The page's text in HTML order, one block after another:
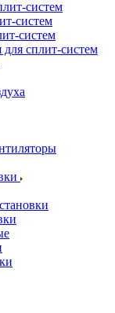
систем
систем
систем
сплит-систем